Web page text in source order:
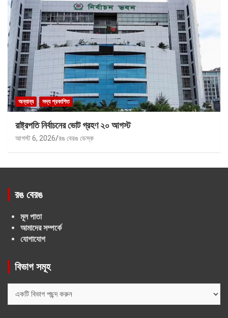
অন্যান্য সদ্য প্রকাশিত
রাষ্ট্রপতি নির্বাচনের ভোট গ্রহণ ২০ আগস্ট
আগস্ট 6, 2026 রঙ বেরঙ ডেস্ক
রঙ বেরঙ
মূল পাতা
আমাদের সম্পর্কে
যোগাযোগ
বিভাগ সমূহ